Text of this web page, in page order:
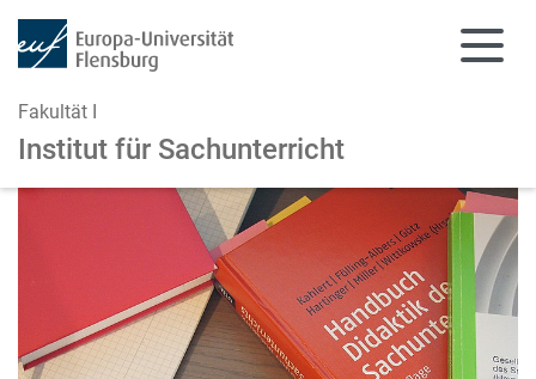
Zum Hauptinhalt springen
Zur Navigation springen
Fakultät I
Institut für Sachunterricht